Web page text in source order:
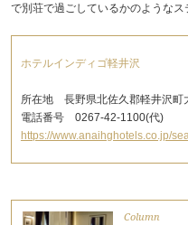
で別荘で過ごしているかのようなス
ホテルインディゴ軽井沢
所在地 長野県北佐久郡軽井沢町
電話番号 0267-42-1100(代)
https://www.anaihghotels.co.jp/
Column